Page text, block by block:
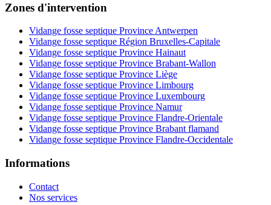
Zones d'intervention
Vidange fosse septique Province Antwerpen
Vidange fosse septique Région Bruxelles-Capitale
Vidange fosse septique Province Hainaut
Vidange fosse septique Province Brabant-Wallon
Vidange fosse septique Province Liège
Vidange fosse septique Province Limbourg
Vidange fosse septique Province Luxembourg
Vidange fosse septique Province Namur
Vidange fosse septique Province Flandre-Orientale
Vidange fosse septique Province Brabant flamand
Vidange fosse septique Province Flandre-Occidentale
Informations
Contact
Nos services